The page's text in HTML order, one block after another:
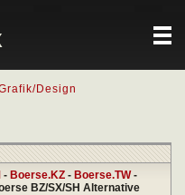
Design
- Boerse.KZ - Boerse.TW-
BZ/SX/SH Alternative